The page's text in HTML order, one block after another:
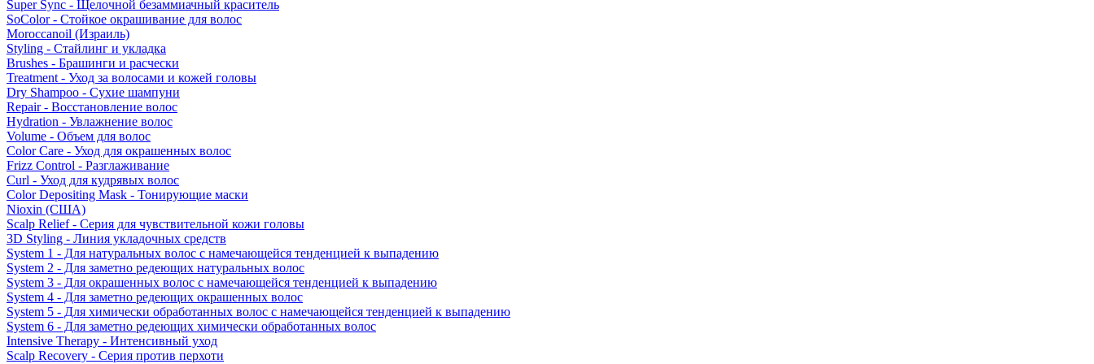
Super Sync - Щелочной безаммиачный краситель
SoColor - Стойкое окрашивание для волос
Moroccanoil (Израиль)
Styling - Стайлинг и укладка
Brushes - Брашинги и расчески
Treatment - Уход за волосами и кожей головы
Dry Shampoo - Сухие шампуни
Repair - Восстановление волос
Hydration - Увлажнение волос
Volume - Объем для волос
Color Care - Уход для окрашенных волос
Frizz Control - Разглаживание
Curl - Уход для кудрявых волос
Color Depositing Mask - Тонирующие маски
Nioxin (США)
Scalp Relief - Серия для чувствительной кожи головы
3D Styling - Линия укладочных средств
System 1 - Для натуральных волос с намечающейся тенденцией к выпадению
System 2 - Для заметно редеющих натуральных волос
System 3 - Для окрашенных волос с намечающейся тенденцией к выпадению
System 4 - Для заметно редеющих окрашенных волос
System 5 - Для химически обработанных волос с намечающейся тенденцией к выпадению
System 6 - Для заметно редеющих химически обработанных волос
Intensive Therapy - Интенсивный уход
Scalp Recovery - Серия против перхоти